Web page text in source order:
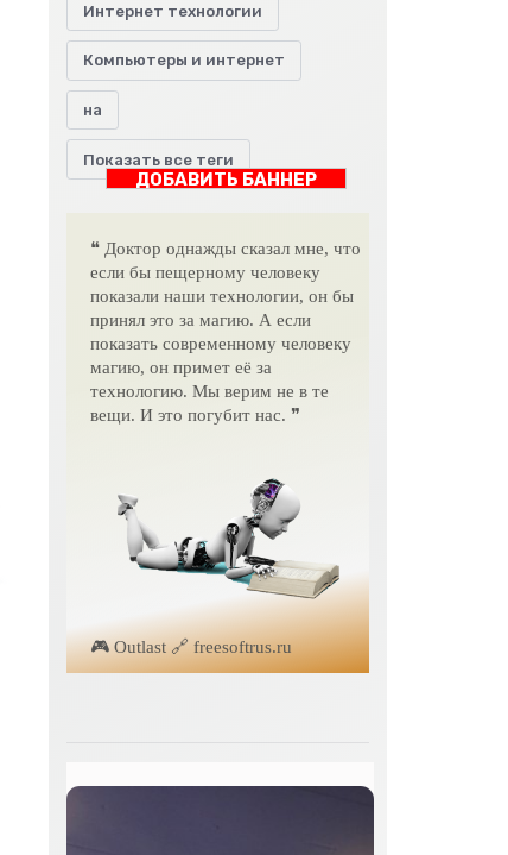
Интернет технологии
Компьютеры и интернет
на
Показать все теги
ДОБАВИТЬ БАННЕР
❝ Доктор однажды сказал мне, что
если бы пещерному человеку
показали наши технологии, он бы
принял это за магию. А если
показать современному человеку
магию, он примет её за
технологию. Мы верим не в те
вещи. И это погубит нас. ❞
🎮 Outlast 🔗 freesoftrus.ru